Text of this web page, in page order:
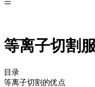
等离子切割
目录
等离子切割的优点